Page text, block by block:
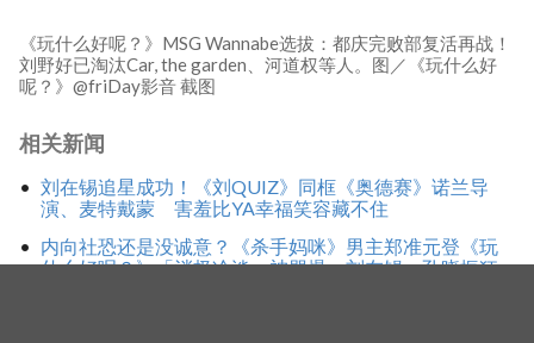
《玩什么好呢？》MSG Wannabe选拔：都庆完败部复活再战！
刘野好已淘汰Car, the garden、河道权等人。图／《玩什么好
呢？》@friDay影音 截图
相关新闻
刘在锡追星成功！《刘QUIZ》同框《奥德赛》诺兰导
演、麦特戴蒙 害羞比YA幸福笑容藏不住
内向社恐还是没诚意？《杀手妈咪》男主郑准元登《玩
什么好呢？》「消极冷淡」被骂爆，刘在锡、孔晓振狂